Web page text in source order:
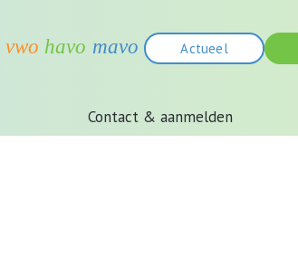
Actueel
Contact & aanmelden